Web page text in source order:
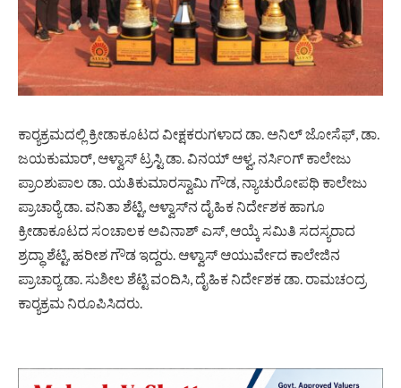
ಕಾರ‍್ಯಕ್ರಮದಲ್ಲಿ ಕ್ರೀಡಾಕೂಟದ ವೀಕ್ಷಕರುಗಳಾದ ಡಾ. ಅನಿಲ್ ಜೋಸೆಫ್, ಡಾ.
ಜಯಕುಮಾರ್, ಆಳ್ವಾಸ್ ಟ್ರಸ್ಟಿ ಡಾ. ವಿನಯ್ ಆಳ್ವ, ನರ್ಸಿಂಗ್ ಕಾಲೇಜು
ಪ್ರಾಂಶುಪಾಲ ಡಾ. ಯತಿಕುಮಾರಸ್ವಾಮಿ ಗೌಡ, ನ್ಯಾಚುರೋಪಥಿ ಕಾಲೇಜು
ಪ್ರಾಚಾರ‍್ಯೆ ಡಾ. ವನಿತಾ ಶೆಟ್ಟಿ, ಆಳ್ವಾಸ್‌ನ ದೈಹಿಕ ನಿರ್ದೇಶಕ ಹಾಗೂ
ಕ್ರೀಡಾಕೂಟದ ಸಂಚಾಲಕ ಅವಿನಾಶ್ ಎಸ್, ಆಯ್ಕೆ ಸಮಿತಿ ಸದಸ್ಯರಾದ
ಶ್ರದ್ಧಾ ಶೆಟ್ಟಿ, ಹರೀಶ ಗೌಡ ಇದ್ದರು. ಆಳ್ವಾಸ್ ಆಯುರ್ವೇದ ಕಾಲೇಜಿನ
ಪ್ರಾಚಾರ‍್ಯ ಡಾ. ಸುಶೀಲ ಶೆಟ್ಟಿ ವಂದಿಸಿ, ದೈಹಿಕ ನಿರ್ದೇಶಕ ಡಾ. ರಾಮಚಂದ್ರ
ಕಾರ‍್ಯಕ್ರಮ ನಿರೂಪಿಸಿದರು.